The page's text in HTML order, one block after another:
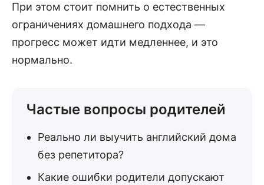
При этом стоит помнить о естественных
ограничениях домашнего подхода —
прогресс может идти медленнее, и это
нормально.
Частые вопросы родителей
Реально ли выучить английский дома
без репетитора?
Какие ошибки родители допускают